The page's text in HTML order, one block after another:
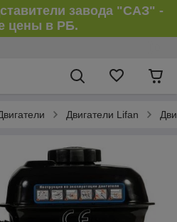
завода "САЗ" -
цены в РБ.
Двигатели Lifan